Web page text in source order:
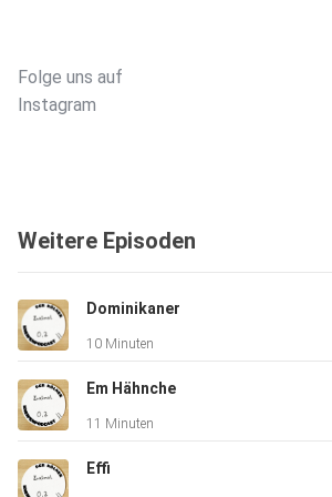
Folge uns auf
⁠⁠⁠⁠⁠⁠⁠⁠⁠⁠⁠⁠⁠⁠⁠⁠⁠⁠⁠⁠⁠⁠⁠⁠⁠⁠⁠⁠⁠⁠⁠⁠Instagram⁠⁠⁠⁠⁠⁠⁠⁠⁠⁠⁠⁠⁠⁠⁠⁠⁠⁠⁠⁠⁠⁠⁠⁠⁠⁠⁠⁠⁠⁠⁠⁠
Weitere Episoden
Dominikaner
10 Minuten
Em Hähnche
11 Minuten
Effi